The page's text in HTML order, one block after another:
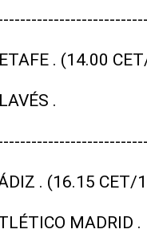
. (14.00
.
. (16.15 CET/
MADRID .